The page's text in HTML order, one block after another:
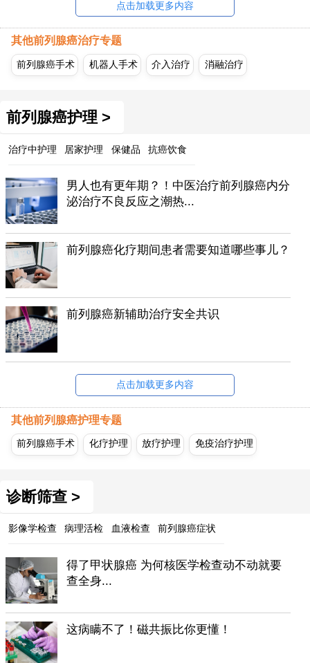
点击加载更多内容
其他前列腺癌治疗专题
前列腺癌手术 机器人手术 介入治疗 消融治疗
前列腺癌护理 >
治疗中护理 居家护理 保健品 抗癌饮食
男人也有更年期？！中医治疗前列腺癌内分
泌治疗不良反应之潮热...
前列腺癌化疗期间患者需要知道哪些事儿？
前列腺癌新辅助治疗安全共识
点击加载更多内容
其他前列腺癌护理专题
前列腺癌手术 化疗护理 放疗护理 免疫治疗护理
诊断筛查 >
影像学检查 病理活检 血液检查 前列腺癌症状
得了甲状腺癌 为何核医学检查动不动就要
查全身...
这病瞒不了！磁共振比你更懂！